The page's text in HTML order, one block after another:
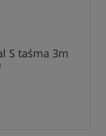
S taśma 3m